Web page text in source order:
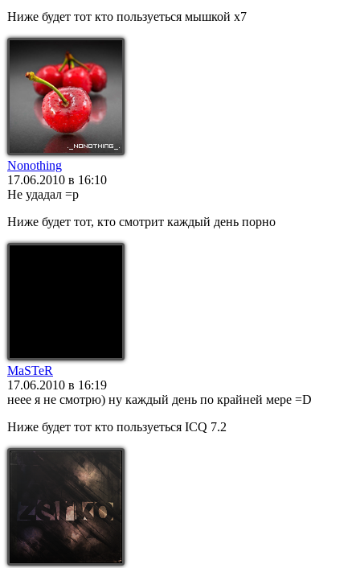
Ниже будет тот кто пользуеться мышкой x7
Nonothing
17.06.2010 в 16:10
Не удадал =p
Ниже будет тот, кто смотрит каждый день порно
MaSTeR
17.06.2010 в 16:19
неее я не смотрю) ну каждый день по крайней мере =D
Ниже будет тот кто пользуеться ICQ 7.2